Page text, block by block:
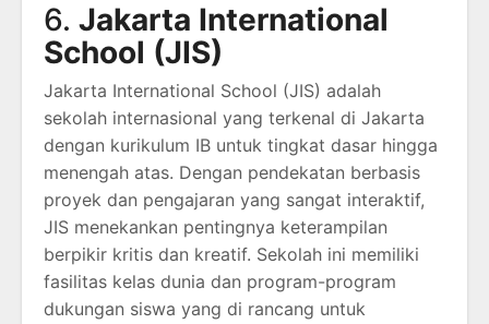
6. Jakarta International
School (JIS)
Jakarta International School (JIS) adalah
sekolah internasional yang terkenal di Jakarta
dengan kurikulum IB untuk tingkat dasar hingga
menengah atas. Dengan pendekatan berbasis
proyek dan pengajaran yang sangat interaktif,
JIS menekankan pentingnya keterampilan
berpikir kritis dan kreatif. Sekolah ini memiliki
fasilitas kelas dunia dan program-program
dukungan siswa yang di rancang untuk